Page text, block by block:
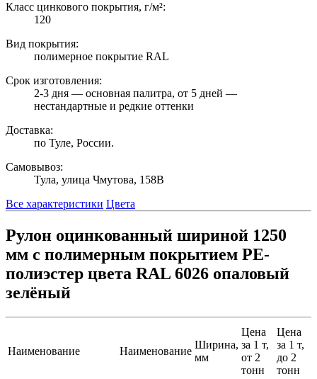
Класс цинкового покрытия, г/м²:
120
Вид покрытия:
полимерное покрытие RAL
Срок изготовления:
2-3 дня — основная палитра, от 5 дней —
нестандартные и редкие оттенки
Доставка:
по Туле, России.
Самовывоз:
Тула, улица Чмутова, 158В
Все характеристики Цвета
Рулон оцинкованный шириной 1250
мм с полимерным покрытием PE-
полиэстер цвета RAL 6026 опаловый
зелёный
Наименование Наименование
Ширина,
мм
Цена
за 1 т,
от 2
тонн
Цена
за 1 т,
до 2
тонн